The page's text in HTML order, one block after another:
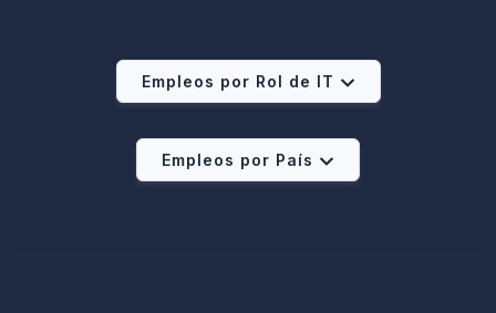
Empleos por Rol de IT
Empleos por País